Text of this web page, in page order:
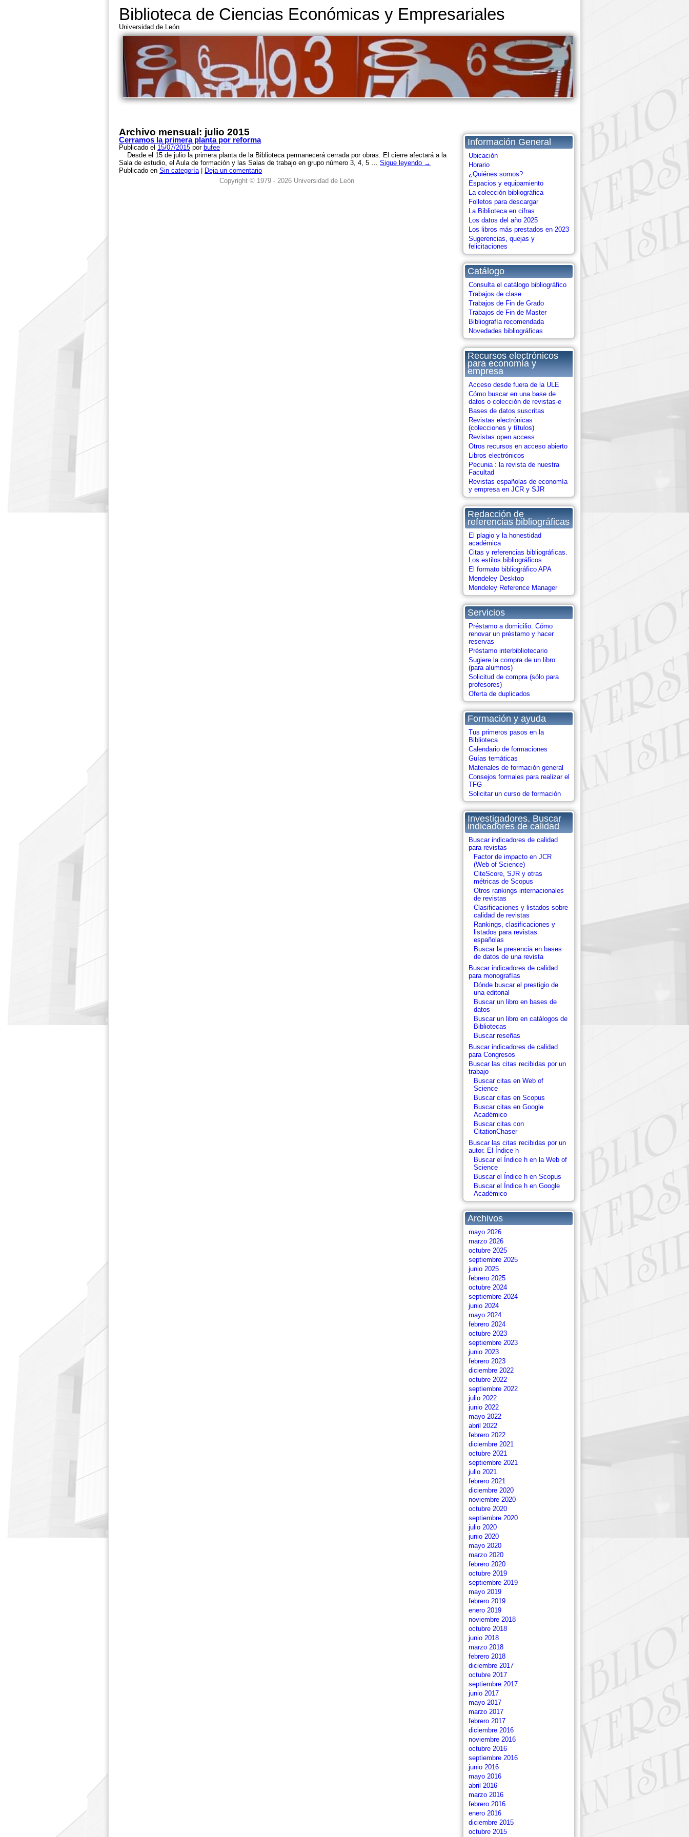
Biblioteca de Ciencias Económicas y Empresariales
Universidad de León
Información General
Ubicación
Horario
¿Quiénes somos?
Espacios y equipamiento
La colección bibliográfica
Folletos para descargar
La Biblioteca en cifras
Los datos del año 2025
Los libros más prestados en 2023
Sugerencias, quejas y
felicitaciones
Catálogo
Consulta el catálogo bibliográfico
Trabajos de clase
Trabajos de Fin de Grado
Trabajos de Fin de Master
Bibliografía recomendada
Novedades bibliográficas
Recursos electrónicos
para economía y
empresa
Acceso desde fuera de la ULE
Cómo buscar en una base de
datos o colección de revistas-e
Bases de datos suscritas
Revistas electrónicas
(colecciones y títulos)
Revistas open access
Otros recursos en acceso abierto
Libros electrónicos
Pecunia : la revista de nuestra
Facultad
Revistas españolas de economía
y empresa en JCR y SJR
Redacción de
referencias bibliográficas
El plagio y la honestidad
académica
Citas y referencias bibliográficas.
Los estilos bibliográficos.
El formato bibliográfico APA
Mendeley Desktop
Mendeley Reference Manager
Servicios
Préstamo a domicilio. Cómo
renovar un préstamo y hacer
reservas
Préstamo interbibliotecario
Sugiere la compra de un libro
(para alumnos)
Solicitud de compra (sólo para
profesores)
Oferta de duplicados
Formación y ayuda
Tus primeros pasos en la
Biblioteca
Calendario de formaciones
Guías temáticas
Materiales de formación general
Consejos formales para realizar el
TFG
Solicitar un curso de formación
Investigadores. Buscar
indicadores de calidad
Buscar indicadores de calidad
para revistas
Factor de impacto en JCR
(Web of Science)
CiteScore, SJR y otras
métricas de Scopus
Otros rankings internacionales
de revistas
Clasificaciones y listados sobre
calidad de revistas
Rankings, clasificaciones y
listados para revistas
españolas
Buscar la presencia en bases
de datos de una revista
Buscar indicadores de calidad
para monografías
Dónde buscar el prestigio de
una editorial
Buscar un libro en bases de
datos
Buscar un libro en catálogos de
Bibliotecas
Buscar reseñas
Buscar indicadores de calidad
para Congresos
Buscar las citas recibidas por un
trabajo
Buscar citas en Web of
Science
Buscar citas en Scopus
Buscar citas en Google
Académico
Buscar citas con
CitationChaser
Buscar las citas recibidas por un
autor. El Índice h
Buscar el Índice h en la Web of
Science
Buscar el Índice h en Scopus
Buscar el Índice h en Google
Académico
Archivos
mayo 2026
marzo 2026
octubre 2025
septiembre 2025
junio 2025
febrero 2025
octubre 2024
septiembre 2024
junio 2024
mayo 2024
febrero 2024
octubre 2023
septiembre 2023
junio 2023
febrero 2023
diciembre 2022
octubre 2022
septiembre 2022
julio 2022
junio 2022
mayo 2022
abril 2022
febrero 2022
diciembre 2021
octubre 2021
septiembre 2021
julio 2021
febrero 2021
diciembre 2020
noviembre 2020
octubre 2020
septiembre 2020
julio 2020
junio 2020
mayo 2020
marzo 2020
febrero 2020
octubre 2019
septiembre 2019
mayo 2019
febrero 2019
enero 2019
noviembre 2018
octubre 2018
junio 2018
marzo 2018
febrero 2018
diciembre 2017
octubre 2017
septiembre 2017
junio 2017
mayo 2017
marzo 2017
febrero 2017
diciembre 2016
noviembre 2016
octubre 2016
septiembre 2016
junio 2016
mayo 2016
abril 2016
marzo 2016
febrero 2016
enero 2016
diciembre 2015
octubre 2015
Archivo mensual: julio 2015
Cerramos la primera planta por reforma
Publicado el 15/07/2015 por bufee
Desde el 15 de julio la primera planta de la Biblioteca permanecerá cerrada por obras. El cierre afectará a la
Sala de estudio, el Aula de formación y las Salas de trabajo en grupo número 3, 4, 5 … Sigue leyendo →
Publicado en Sin categoría
Deja un comentario
Copyright © 1979 - 2026 Universidad de León